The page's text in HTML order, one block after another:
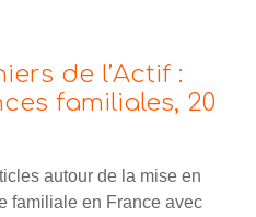
de l’Actif :
familiales, 20
autour de la mise en
familiale en France avec